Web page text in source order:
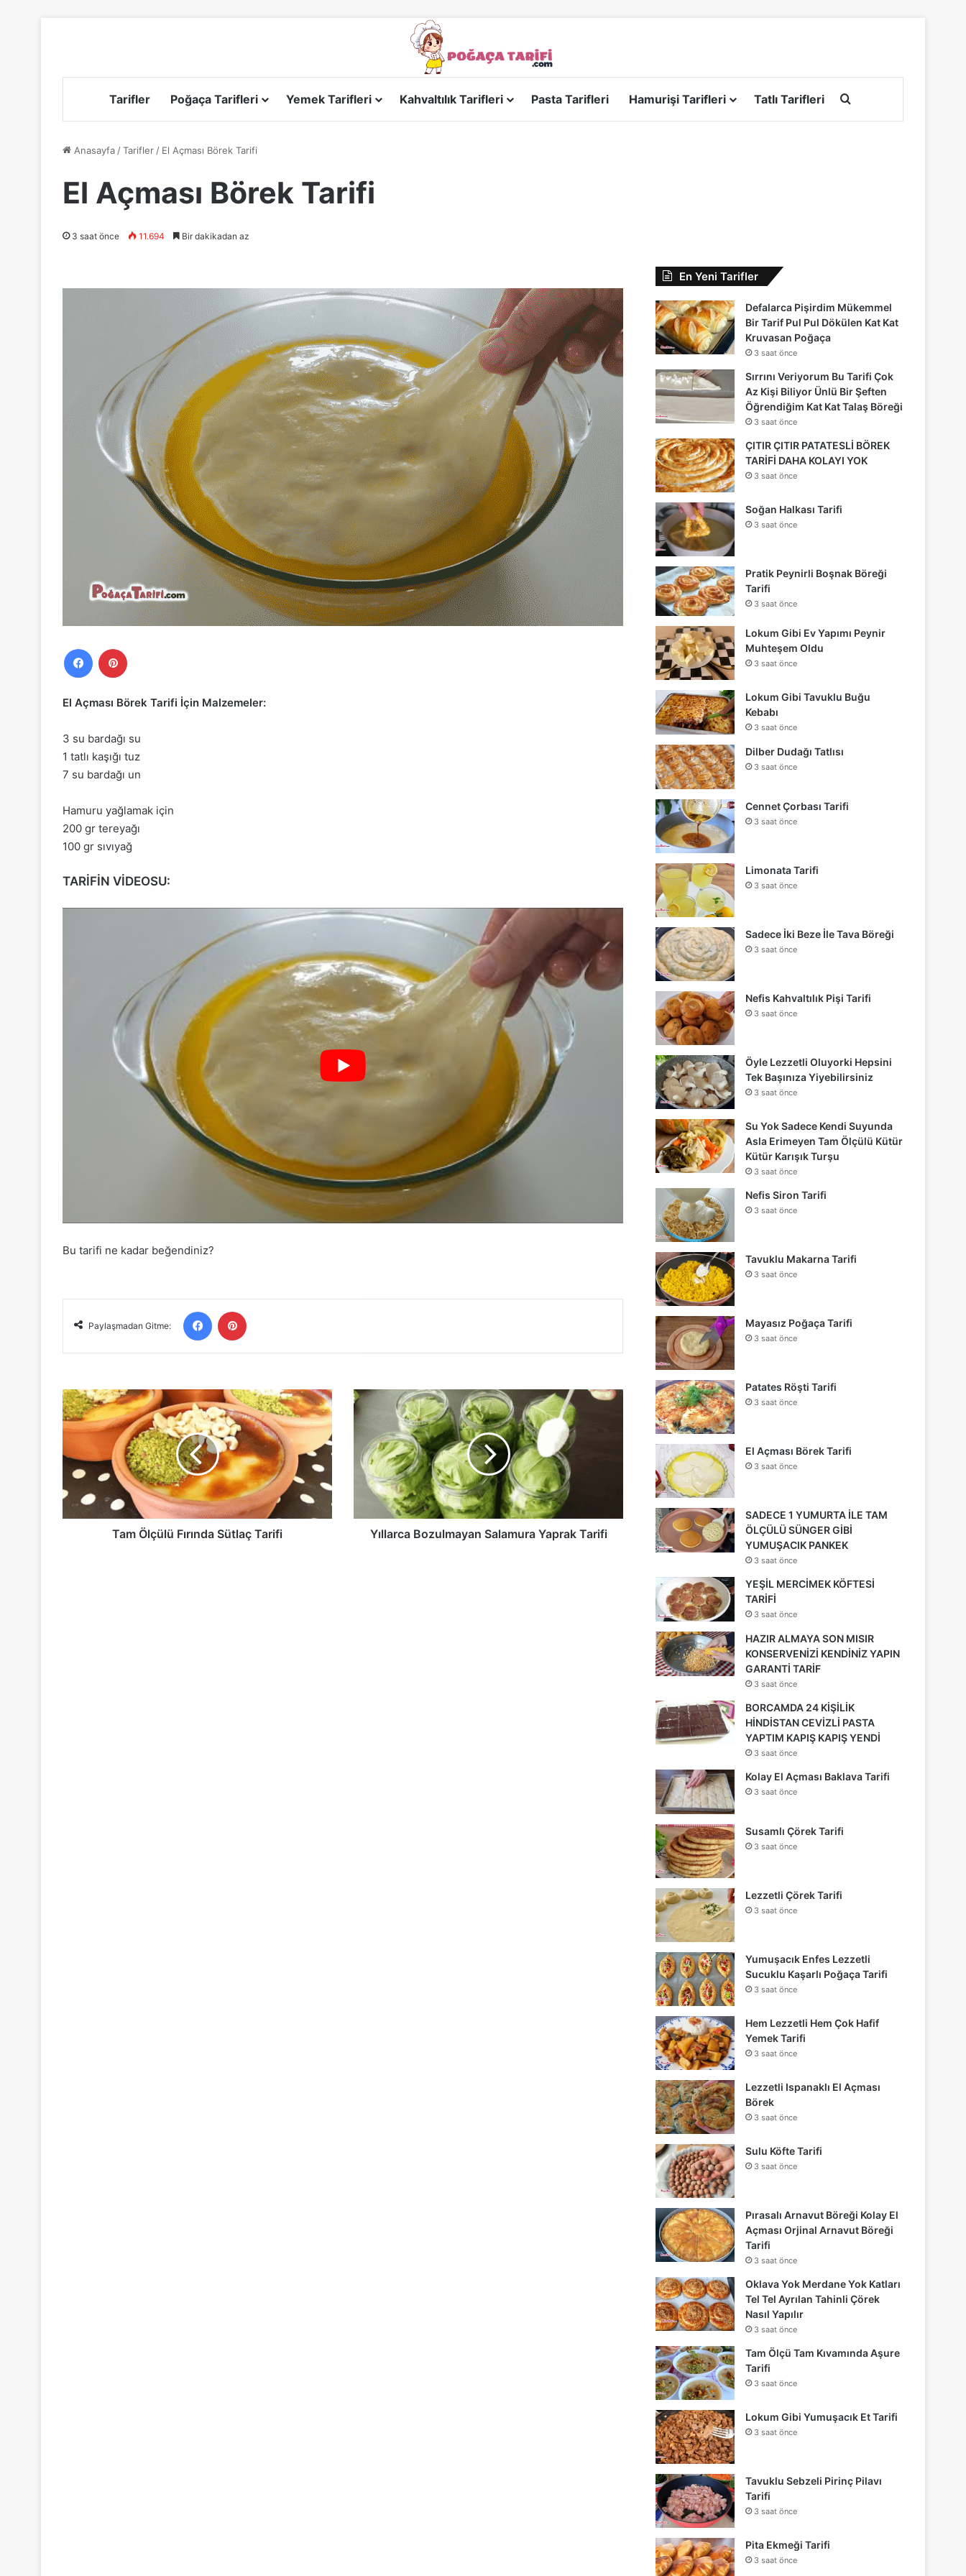
Tarifler Poğaça Tarifleri Yemek Tarifleri Kahvaltılık Tarifleri Pasta Tarifleri Hamurişi Tarifleri Tatlı Tarifleri
Anasayfa /Tarifler / El Açması Börek Tarifi
El Açması Börek Tarifi
3 saat önce 11.694 Bir dakikadan az
Facebook
El Açması Börek Tarifi İçin Malzemeler:
3 su bardağı su
1 tatlı kaşığı tuz
7 su bardağı un
Hamuru yağlamak için
200 gr tereyağı
100 gr sıvıyağ
TARİFİN VİDEOSU:
Bu tarifi ne kadar beğendiniz?
Paylaşmadan Gitme:
Facebook
Tam
Ölçülü
Fırında
Sütlaç
Tarifi
Tam Ölçülü Fırında Sütlaç Tarifi
Yıllarca
Bozulmayan
Salamura
Yaprak
Tarifi
Yıllarca Bozulmayan Salamura Yaprak Tarifi
En Yeni Tarifler
Defalarca Pişirdim Mükemmel
Bir Tarif Pul Pul Dökülen Kat Kat
Kruvasan Poğaça
3 saat önce
Sırrını Veriyorum Bu Tarifi Çok
Az Kişi Biliyor Ünlü Bir Şeften
Öğrendiğim Kat Kat Talaş Böreği
3 saat önce
ÇITIR ÇITIR PATATESLİ BÖREK
TARİFİ DAHA KOLAYI YOK
3 saat önce
Soğan Halkası Tarifi
3 saat önce
Pratik Peynirli Boşnak Böreği
Tarifi
3 saat önce
Lokum Gibi Ev Yapımı Peynir
Muhteşem Oldu
3 saat önce
Lokum Gibi Tavuklu Buğu
Kebabı
3 saat önce
Dilber Dudağı Tatlısı
3 saat önce
Cennet Çorbası Tarifi
3 saat önce
Limonata Tarifi
3 saat önce
Sadece İki Beze İle Tava Böreği
3 saat önce
Nefis Kahvaltılık Pişi Tarifi
3 saat önce
Öyle Lezzetli Oluyorki Hepsini
Tek Başınıza Yiyebilirsiniz
3 saat önce
Su Yok Sadece Kendi Suyunda
Asla Erimeyen Tam Ölçülü Kütür
Kütür Karışık Turşu
3 saat önce
Nefis Siron Tarifi
3 saat önce
Tavuklu Makarna Tarifi
3 saat önce
Mayasız Poğaça Tarifi
3 saat önce
Patates Röşti Tarifi
3 saat önce
El Açması Börek Tarifi
3 saat önce
SADECE 1 YUMURTA İLE TAM
ÖLÇÜLÜ SÜNGER GİBİ
YUMUŞACIK PANKEK
3 saat önce
YEŞİL MERCİMEK KÖFTESİ
TARİFİ
3 saat önce
HAZIR ALMAYA SON MISIR
KONSERVENİZİ KENDİNİZ YAPIN
GARANTİ TARİF
3 saat önce
BORCAMDA 24 KİŞİLİK
HİNDİSTAN CEVİZLİ PASTA
YAPTIM KAPIŞ KAPIŞ YENDİ
3 saat önce
Kolay El Açması Baklava Tarifi
3 saat önce
Susamlı Çörek Tarifi
3 saat önce
Lezzetli Çörek Tarifi
3 saat önce
Yumuşacık Enfes Lezzetli
Sucuklu Kaşarlı Poğaça Tarifi
3 saat önce
Hem Lezzetli Hem Çok Hafif
Yemek Tarifi
3 saat önce
Lezzetli Ispanaklı El Açması
Börek
3 saat önce
Sulu Köfte Tarifi
3 saat önce
Pırasalı Arnavut Böreği Kolay El
Açması Orjinal Arnavut Böreği
Tarifi
3 saat önce
Oklava Yok Merdane Yok Katları
Tel Tel Ayrılan Tahinli Çörek
Nasıl Yapılır
3 saat önce
Tam Ölçü Tam Kıvamında Aşure
Tarifi
3 saat önce
Lokum Gibi Yumuşacık Et Tarifi
3 saat önce
Tavuklu Sebzeli Pirinç Pilavı
Tarifi
3 saat önce
Pita Ekmeği Tarifi
3 saat önce